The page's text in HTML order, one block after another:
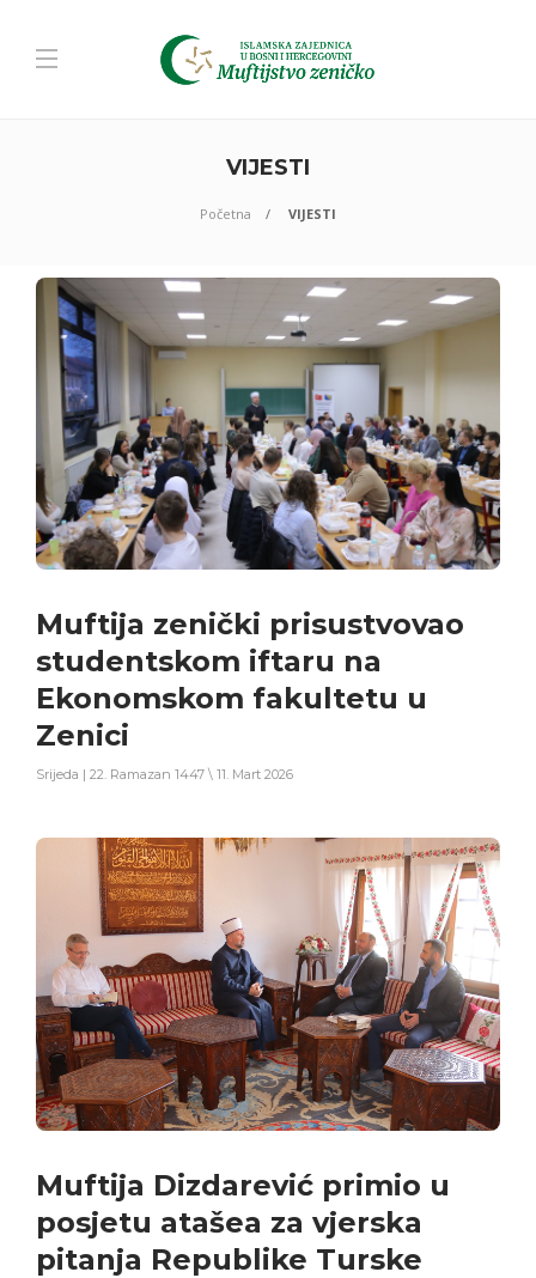
VIJESTI
Početna VIJESTI
Muftija zenički prisustvovao
studentskom iftaru na
Ekonomskom fakultetu u
Zenici
Srijeda | 22. Ramazan 1447 \ 11. Mart 2026
Muftija Dizdarević primio u
posjetu atašea za vjerska
pitanja Republike Turske